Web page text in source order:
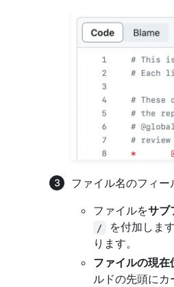
ファイル名のフィー
ファイルをサブ
/
を付加しま
ります。
ファイルの現在
ルドの先頭にカ